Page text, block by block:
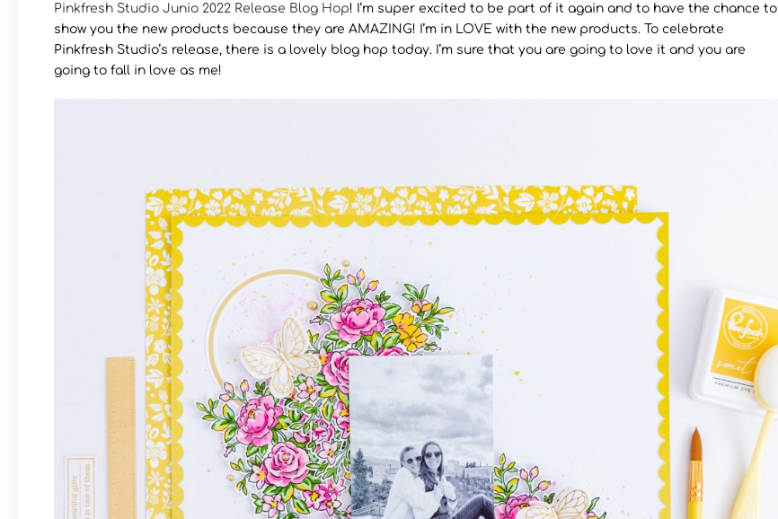
Pinkfresh Studio Junio 2022 Release Blog Hop! I’m super excited to be part of it again and to have the chance to
show you the new products because they are AMAZING! I’m in LOVE with the new products. To celebrate
Pinkfresh Studio’s release, there is a lovely blog hop today. I’m sure that you are going to love it and you are
going to fall in love as me!